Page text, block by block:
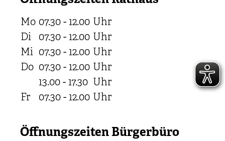
Mo 07.30 - 12.00 Uhr
Di
07.30 - 12.00 Uhr
Mi 07.30 - 12.00 Uhr
Do 07.30 - 12.00 Uhr
13.00 - 17.30 Uhr
Fr
07.30 - 12.00 Uhr
Öffnungszeiten Bürgerbüro